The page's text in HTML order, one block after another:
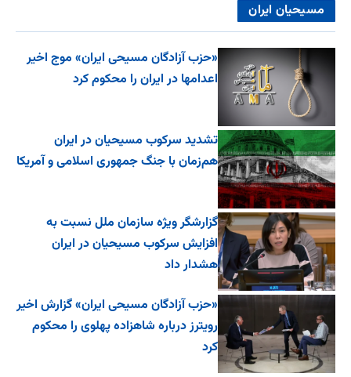
مسیحیان ایران
«حزب آزادگان مسیحی ایران» موج اخیر
اعدامها در ایران را محکوم کرد
تشدید سرکوب مسیحیان در ایران
هم‌زمان با جنگ جمهوری اسلامی و آمریکا
گزارشگر ویژه سازمان ملل نسبت به
افزایش سرکوب مسیحیان در ایران
هشدار داد
«حزب آزادگان مسیحی ایران» گزارش اخیر
رویترز درباره شاهزاده پهلوی را محکوم
کرد